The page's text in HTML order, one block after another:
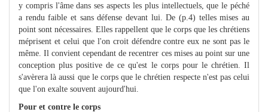
y compris l'âme dans ses aspects les plus intellectuels, que le péché
a rendu faible et sans défense devant lui. De (p.4) telles mises au
point sont nécessaires. Elles rappellent que le corps que les chrétiens
méprisent et celui que l'on croit défendre contre eux ne sont pas le
même. Il convient cependant de recentrer ces mises au point sur une
conception plus positive de ce qu'est le corps pour le chrétien. Il
s'avèrera là aussi que le corps que le chrétien respecte n'est pas celui
que l'on exalte souvent aujourd'hui.
Pour et contre le corps